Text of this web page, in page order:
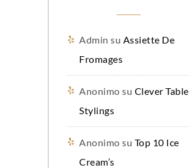
Admin su Assiette De
Fromages
Anonimo su Clever Table
Stylings
Anonimo su Top 10 Ice
Cream’s